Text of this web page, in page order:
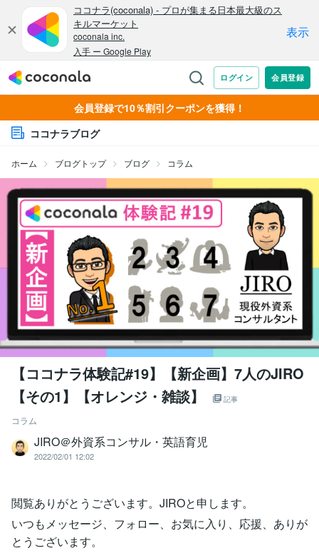
会員登録で10％割引クーポンを獲得！
ココナラブログ
ホーム ブログトップ ブログ コラム
【ココナラ体験記#19】【新企画】7人のJIRO
【その1】【オレンジ・雑談】
記事
コラム
JIRO＠外資系コンサル・英語育児
2022/02/01 12:02
閲覧ありがとうございます。JIROと申します。
いつもメッセージ、フォロー、お気に入り、応援、ありが
とうございます。